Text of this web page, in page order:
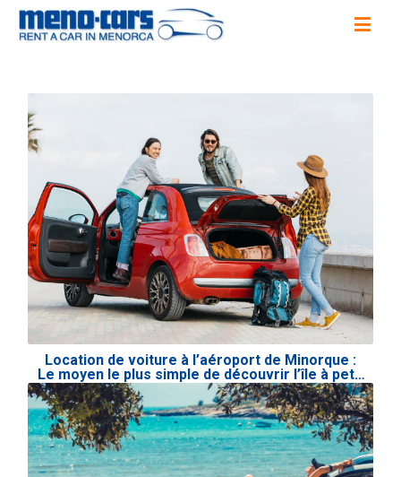
Location de voiture à l’aéroport de Minorque :
Le moyen le plus simple de découvrir l’île à petit
prix